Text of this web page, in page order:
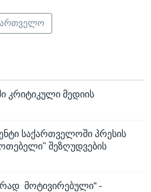
კრიტიკული მედიის
საქართველოში პრესის
შეზღუდვების
მოტივირებული“ -